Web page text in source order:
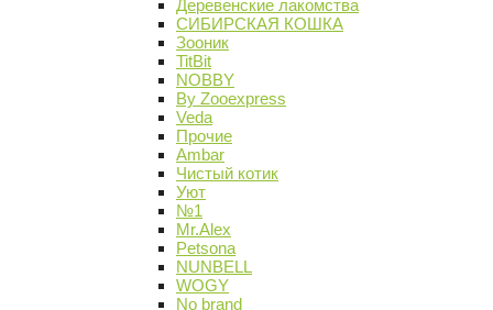
Деревенские лакомства
СИБИРСКАЯ КОШКА
Зооник
TitBit
NOBBY
By Zooexpress
Veda
Прочие
Ambar
Чистый котик
Уют
№1
Mr.Alex
Petsona
NUNBELL
WOGY
No brand